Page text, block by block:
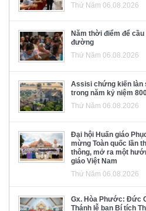
Thứ Năm 06.08.2026
Năm thời điểm để
đường
Thứ Năm 06.08.2026
Assisi chứng kiến làn
trong năm kỷ niệm
Thứ Năm 06.08.2026
Đại hội Huấn giáo
mừng Toàn quốc lần
thông, mở ra một
giáo Việt Nam
Thứ Năm 06.08.2026
Gx. Hòa Phước: Đức
Thánh lễ ban Bí tích